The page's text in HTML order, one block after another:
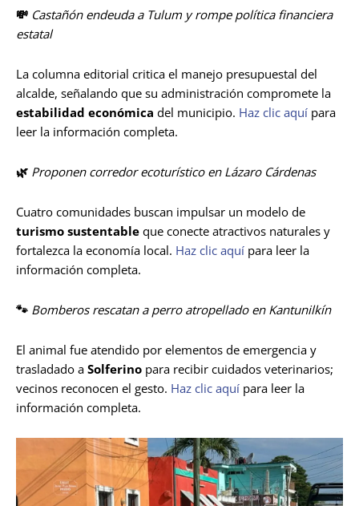
💸 Castañón endeuda a Tulum y rompe política financiera
estatal
La columna editorial critica el manejo presupuestal del
alcalde, señalando que su administración compromete la
estabilidad económica del municipio. Haz clic aquí para
leer la información completa.
🌿 Proponen corredor ecoturístico en Lázaro Cárdenas
Cuatro comunidades buscan impulsar un modelo de
turismo sustentable que conecte atractivos naturales y
fortalezca la economía local. Haz clic aquí para leer la
información completa.
🐾 Bomberos rescatan a perro atropellado en Kantunilkín
El animal fue atendido por elementos de emergencia y
trasladado a Solferino para recibir cuidados veterinarios;
vecinos reconocen el gesto. Haz clic aquí para leer la
información completa.